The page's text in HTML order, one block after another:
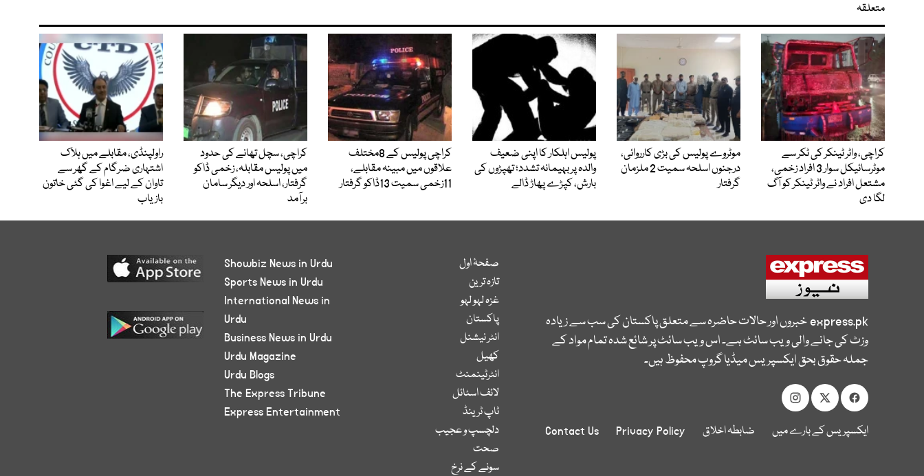
متعلقہ
کراچی، واٹر ٹینکر کی ٹکر سے
موٹرسائیکل سوار 3 افراد زخمی،
مشتعل افراد نے واٹر ٹینکر کو آگ
لگا دی
موٹروے پولیس کی بڑی کارروائی،
درجنوں اسلحہ سمیت 2 ملزمان
گرفتار
پولیس اہلکار کا اپنی ضعیف
والدہ پر بہیمانہ تشدد؛ تھپڑوں کی
بارش، کپڑے پھاڑ ڈالے
کراچی پولیس کے 8مختلف
علاقوں میں مبینہ مقابلے،
11زخمی سمیت 13ڈاکو گرفتار
کراچی، سچل تھانے کی حدود
میں پولیس مقابلہ، زخمی ڈاکو
گرفتار، اسلحہ اور دیگر سامان
برآمد
راولپنڈی، مقابلے میں ہلاک
اشتہاری ضرگام کے گھر سے
تاوان کے لیے اغوا کی گئی خاتون
بازیاب
express.pkخبروں اور حالات حاضرہ سے متعلق پاکستان کی سب سے زیادہ
وزٹ کی جانے والی ویب سائٹ ہے۔ اس ویب سائٹ پر شائع شدہ تمام مواد کے
جملہ حقوق بحق ایکسپریس میڈیا گروپ محفوظ ہیں۔
ایکسپریس کے بارے میں ضابطہ اخلاق Privacy Policy
Contact Us
صفحۂ اول
تازہ ترین
غزہ لہو لہو
پاکستان
انٹر نیشنل
کھیل
انٹرٹینمنٹ
لائف اسٹائل
ٹاپ ٹرینڈ
دلچسپ و عجیب
صحت
سونے کے نرخ
Showbiz News in Urdu
Sports News in Urdu
International News in
Urdu
Business News in Urdu
Urdu Magazine
Urdu Blogs
The Express Tribune
Express Entertainment